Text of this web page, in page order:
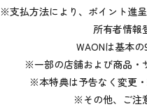
※支払方法により、ポイント進
所有者情報
WAONは基本の
※一部の店舗および商品・
※本特典は予告なく変更
※その他、ご注